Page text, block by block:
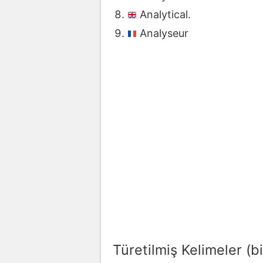
Analytical.
Analyseur
Türetilmiş Kelimeler